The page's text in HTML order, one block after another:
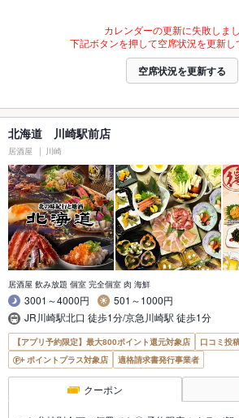
カレンダーの更新に失敗しまし
下記ボタンを押して空席状況を更新し
空席状況を更新する
北海道 川崎駅前店
居酒屋 川崎
居酒屋 飲み放題 個室 完全個室 肉 海鮮
3001～4000円
501～1000円
JR川崎駅北口 徒歩1分/京急川崎駅 徒歩1分
【アプリ予約限定】最大800ポイント還元対象店
口コミ投
ポイントプラス対象店
適格請求書発行事業者
クーポン